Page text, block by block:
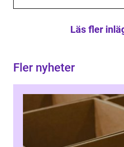
Läs fler
Fler nyheter